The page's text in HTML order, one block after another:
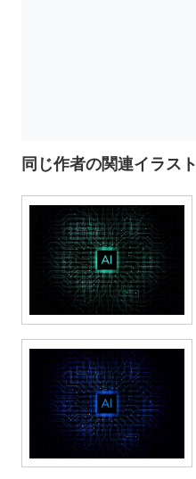
同じ作者の関連イラスト